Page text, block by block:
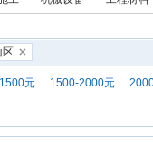
区
元 1500-2000元